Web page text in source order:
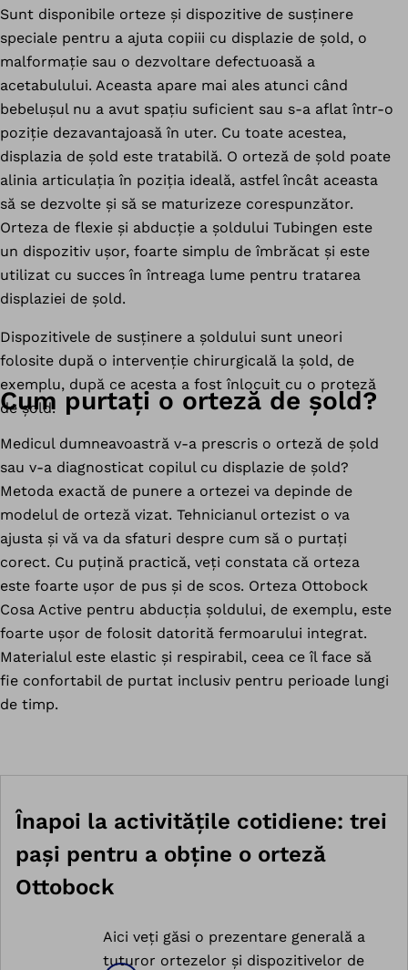
Sunt disponibile orteze și dispozitive de susținere
speciale pentru a ajuta copiii cu displazie de șold, o
malformație sau o dezvoltare defectuoasă a
acetabulului. Aceasta apare mai ales atunci când
bebelușul nu a avut spațiu suficient sau s-a aflat într-o
poziție dezavantajoasă în uter. Cu toate acestea,
displazia de șold este tratabilă. O orteză de șold poate
alinia articulația în poziția ideală, astfel încât aceasta
să se dezvolte și să se maturizeze corespunzător.
Orteza de flexie și abducție a șoldului Tubingen este
un dispozitiv ușor, foarte simplu de îmbrăcat și este
utilizat cu succes în întreaga lume pentru tratarea
displaziei de șold.
Dispozitivele de susținere a șoldului sunt uneori
folosite după o intervenție chirurgicală la șold, de
exemplu, după ce acesta a fost înlocuit cu o proteză
de șold.
Cum purtați o orteză de șold?
Medicul dumneavoastră v-a prescris o orteză de șold
sau v-a diagnosticat copilul cu displazie de șold?
Metoda exactă de punere a ortezei va depinde de
modelul de orteză vizat. Tehnicianul ortezist o va
ajusta și vă va da sfaturi despre cum să o purtați
corect. Cu puțină practică, veți constata că orteza
este foarte ușor de pus și de scos. Orteza Ottobock
Cosa Active pentru abducția șoldului, de exemplu, este
foarte ușor de folosit datorită fermoarului integrat.
Materialul este elastic și respirabil, ceea ce îl face să
fie confortabil de purtat inclusiv pentru perioade lungi
de timp.
Înapoi la activitățile cotidiene: trei
pași pentru a obține o orteză
Ottobock
Aici veți găsi o prezentare generală a
tuturor ortezelor și dispozitivelor de